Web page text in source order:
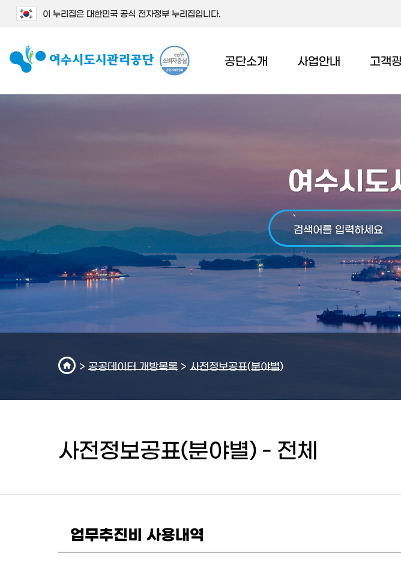
이 누리집은 대한민국 공식 전자정부 누리집입니다.
공단소개 사업안내 고객
`
검색어를 입력하세요
> 공공데이터 개방목록 > 사전정보공표(분야별)
사전정보공표(분야별) - 전체
업무추진비 사용내역